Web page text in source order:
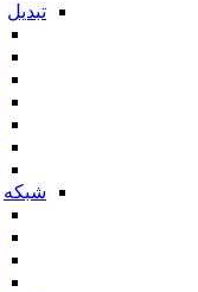
تبدیل
شبکه